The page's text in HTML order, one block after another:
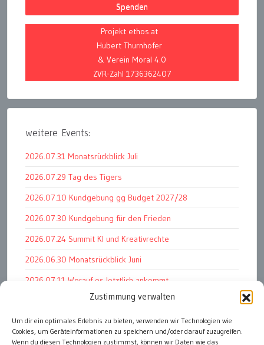
Zustimmung verwalten
Um dir ein optimales Erlebnis zu bieten, verwenden wir Technologien wie
Cookies, um Geräteinformationen zu speichern und/oder darauf zuzugreifen.
Wenn du diesen Technologien zustimmst, können wir Daten wie das
Spenden
Projekt ethos.at
Hubert Thurnhofer
& Verein Moral 4.0
ZVR-Zahl 1736362407
weitere Events:
2026.07.31 Monatsrückblick Juli
2026.07.29 Tag des Tigers
2026.07.10 Kundgebung gg Budget 2027/28
2026.07.30 Kundgebung für den Frieden
2026.07.24 Summit KI und Kreativrechte
2026.06.30 Monatsrückblick Juni
2026.07.11 Worauf es letztlich ankommt
2026.07.01 Markenwert Studie 2026
2026.07.07 Open Space im Weltmuseum
2026.06.26 PK Wirtschaftsminister und APG Vorstand